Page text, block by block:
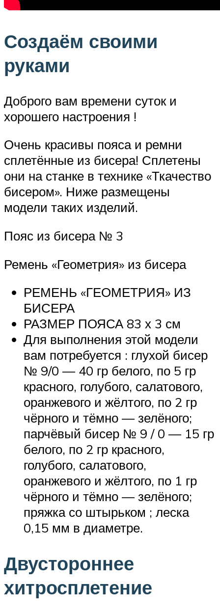
Создаём своими
руками
Доброго вам времени суток и
хорошего настроения !
Очень красивы пояса и ремни
сплетённые из бисера! Сплетены
они на станке в технике «Ткачество
бисером». Ниже размещены
модели таких изделий.
Пояс из бисера № 3
Ремень «Геометрия» из бисера
РЕМЕНЬ «ГЕОМЕТРИЯ» ИЗ
БИСЕРА
РАЗМЕР ПОЯСА 83 х 3 см
Для выполнения этой модели
вам потребуется : глухой бисер
№ 9/0 — 40 гр белого, по 5 гр
красного, голубого, салатового,
оранжевого и жёлтого, по 2 гр
чёрного и тёмно — зелёного;
парчёвый бисер № 9 / 0 — 15 гр
белого, по 2 гр красного,
голубого, салатового,
оранжевого и жёлтого, по 1 гр
чёрного и тёмно — зелёного;
пряжка со штырьком ; леска
0,15 мм в диаметре.
Двустороннее
хитросплетение